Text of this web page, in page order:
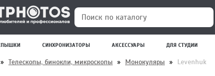
Поиск по каталогу
СИНХРОНИЗАТОРЫ АКСЕССУАРЫ ДЛЯ СТУДИИ
» Телескопы, бинокли, микроскопы » Монокуляры » Levenhuk